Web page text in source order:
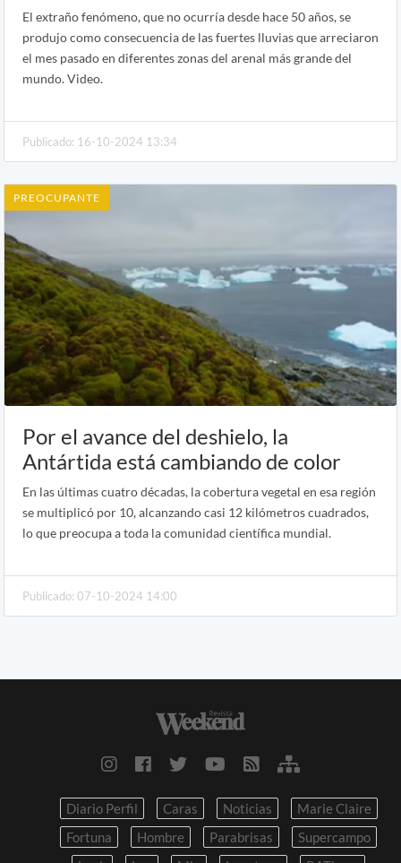
El extraño fenómeno, que no ocurría desde hace 50 años, se
produjo como consecuencia de las fuertes lluvias que arreciaron
el mes pasado en diferentes zonas del arenal más grande del
mundo. Video.
Publicado: 16-10-2024 13:34
PREOCUPANTE
Por el avance del deshielo, la
Antártida está cambiando de color
En las últimas cuatro décadas, la cobertura vegetal en esa región
se multiplicó por 10, alcanzando casi 12 kilómetros cuadrados,
lo que preocupa a toda la comunidad científica mundial.
Publicado: 07-10-2024 14:00
Diario Perfil Caras Noticias
Marie Claire
Fortuna
Hombre Parabrisas
Supercampo